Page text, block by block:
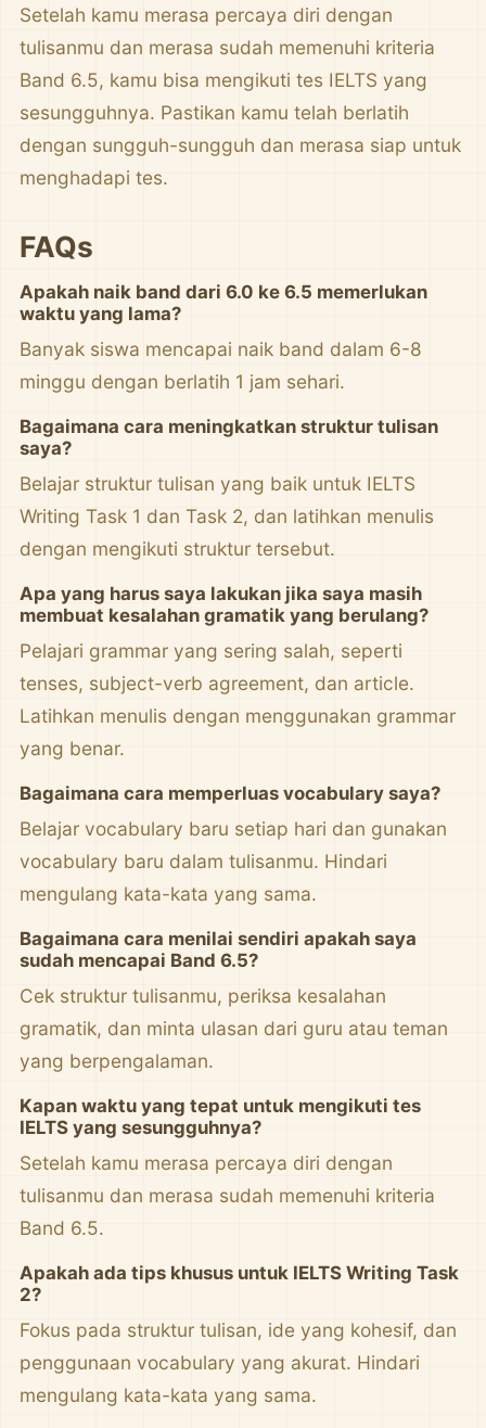
Setelah kamu merasa percaya diri dengan
tulisanmu dan merasa sudah memenuhi kriteria
Band 6.5, kamu bisa mengikuti tes IELTS yang
sesungguhnya. Pastikan kamu telah berlatih
dengan sungguh-sungguh dan merasa siap untuk
menghadapi tes.
FAQs
Apakah naik band dari 6.0 ke 6.5 memerlukan
waktu yang lama?
Banyak siswa mencapai naik band dalam 6-8
minggu dengan berlatih 1 jam sehari.
Bagaimana cara meningkatkan struktur tulisan
saya?
Belajar struktur tulisan yang baik untuk IELTS
Writing Task 1 dan Task 2, dan latihkan menulis
dengan mengikuti struktur tersebut.
Apa yang harus saya lakukan jika saya masih
membuat kesalahan gramatik yang berulang?
Pelajari grammar yang sering salah, seperti
tenses, subject-verb agreement, dan article.
Latihkan menulis dengan menggunakan grammar
yang benar.
Bagaimana cara memperluas vocabulary saya?
Belajar vocabulary baru setiap hari dan gunakan
vocabulary baru dalam tulisanmu. Hindari
mengulang kata-kata yang sama.
Bagaimana cara menilai sendiri apakah saya
sudah mencapai Band 6.5?
Cek struktur tulisanmu, periksa kesalahan
gramatik, dan minta ulasan dari guru atau teman
yang berpengalaman.
Kapan waktu yang tepat untuk mengikuti tes
IELTS yang sesungguhnya?
Setelah kamu merasa percaya diri dengan
tulisanmu dan merasa sudah memenuhi kriteria
Band 6.5.
Apakah ada tips khusus untuk IELTS Writing Task
2?
Fokus pada struktur tulisan, ide yang kohesif, dan
penggunaan vocabulary yang akurat. Hindari
mengulang kata-kata yang sama.